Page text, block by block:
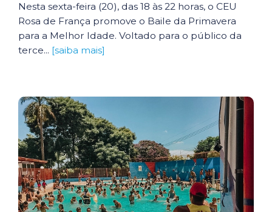
Nesta sexta-feira (20), das 18 às 22 horas, o CEU
Rosa de França promove o Baile da Primavera
para a Melhor Idade. Voltado para o público da
terce... [saiba mais]